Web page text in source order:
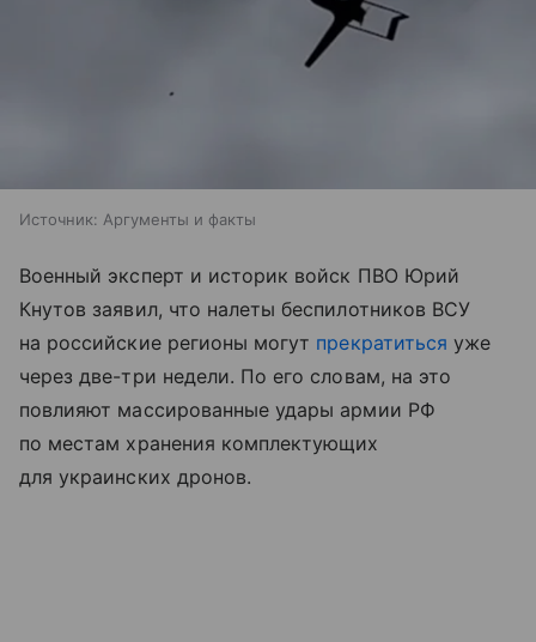
Источник: Аргументы и факты
Военный эксперт и историк войск ПВО Юрий
Кнутов заявил, что налеты беспилотников ВСУ
на российские регионы могут прекратиться уже
через две-три недели. По его словам, на это
повлияют массированные удары армии РФ
по местам хранения комплектующих
для украинских дронов.